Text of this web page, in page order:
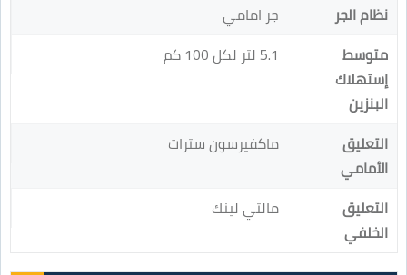
نظام الجر
جر امامي
متوسط
إستهلاك
البنزين
5.1 لتر لكل 100 كم
التعليق
الأمامي
ماكفيرسون سترات
التعليق
الخلفي
مالتي لينك